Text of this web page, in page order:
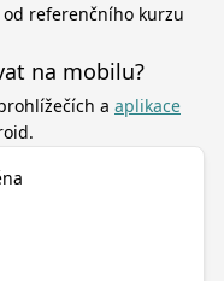
referenčního kurzu
na mobilu?
a aplikace